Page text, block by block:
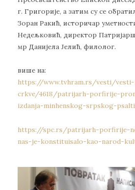
г. Григорије, а затим су се
Зоран Ракић, историчар
Недељковић, директор
мр Данијела Јелић, филолог.
више на:
https://www.tvhram.rs/vesti/
crkve/4618/patrijarh-porfirije-
izdanja-minhenskog-srpskog-
https://spc.rs/patrijarh-porfirije-
nas-je-konstituisalo-kao-narod-